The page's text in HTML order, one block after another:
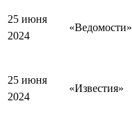
25 июня
2024
«Ведомости»
25 июня
2024
«Известия»